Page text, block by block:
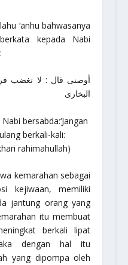
‘anhu bahwasanya
kepada Nabi
:
أوصنى قال : لا تغضب
البخارى
Nabi bersabda:‘Jangan
berkali-kali:
rahimahullah)
kemarahan sebagai
kejiwaan, memiliki
jantung orang yang
itu membuat
berkali lipat
dengan hal itu
yang dipompa oleh